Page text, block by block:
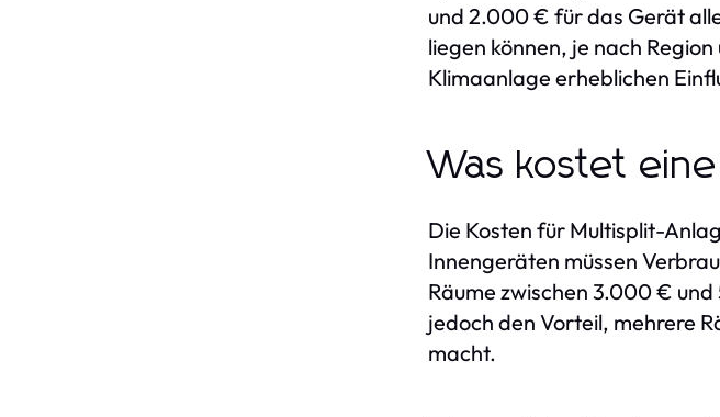
und 2.000 € für das Gerät
liegen können, je nach
Klimaanlage erheblichen
Was kostet
Die Kosten für Multisplit-
Innengeräten müssen
Räume zwischen 3.000 €
jedoch den Vorteil, mehrere
macht.